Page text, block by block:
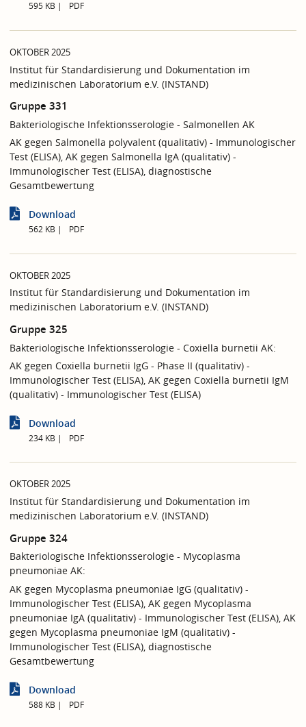
595 KB PDF
OKTOBER 2025
Institut für Standardisierung und Dokumentation im
medizinischen Laboratorium e.V. (INSTAND)
Gruppe 331
Bakteriologische Infektionsserologie - Salmonellen AK
AK gegen Salmonella polyvalent (qualitativ) - Immunologischer
Test (ELISA), AK gegen Salmonella IgA (qualitativ) -
Immunologischer Test (ELISA), diagnostische
Gesamtbewertung
Download
562 KB PDF
OKTOBER 2025
Institut für Standardisierung und Dokumentation im
medizinischen Laboratorium e.V. (INSTAND)
Gruppe 325
Bakteriologische Infektionsserologie - Coxiella burnetii AK:
AK gegen Coxiella burnetii IgG - Phase II (qualitativ) -
Immunologischer Test (ELISA), AK gegen Coxiella burnetii IgM
(qualitativ) - Immunologischer Test (ELISA)
Download
234 KB PDF
OKTOBER 2025
Institut für Standardisierung und Dokumentation im
medizinischen Laboratorium e.V. (INSTAND)
Gruppe 324
Bakteriologische Infektionsserologie - Mycoplasma
pneumoniae AK:
AK gegen Mycoplasma pneumoniae IgG (qualitativ) -
Immunologischer Test (ELISA), AK gegen Mycoplasma
pneumoniae IgA (qualitativ) - Immunologischer Test (ELISA), AK
gegen Mycoplasma pneumoniae IgM (qualitativ) -
Immunologischer Test (ELISA), diagnostische
Gesamtbewertung
Download
588 KB PDF